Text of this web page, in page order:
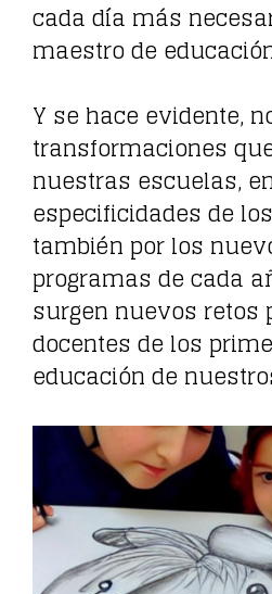
cada día más
maestro de
Y se hace evidente,
transformaciones
nuestras escuelas,
especificidades de
también por los
programas de cada
surgen nuevos retos
docentes de los
educación de